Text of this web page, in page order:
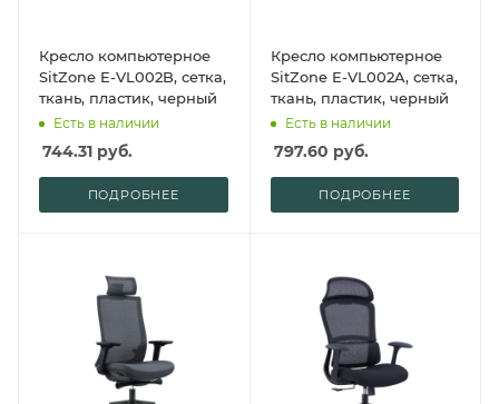
Кресло компьютерное
SitZone E-VL002B, сетка,
ткань, пластик, черный
Есть в наличии
744.31 руб.
ПОДРОБНЕЕ
Кресло компьютерное
SitZone E-VL002A, сетка,
ткань, пластик, черный
Есть в наличии
797.60 руб.
ПОДРОБНЕЕ